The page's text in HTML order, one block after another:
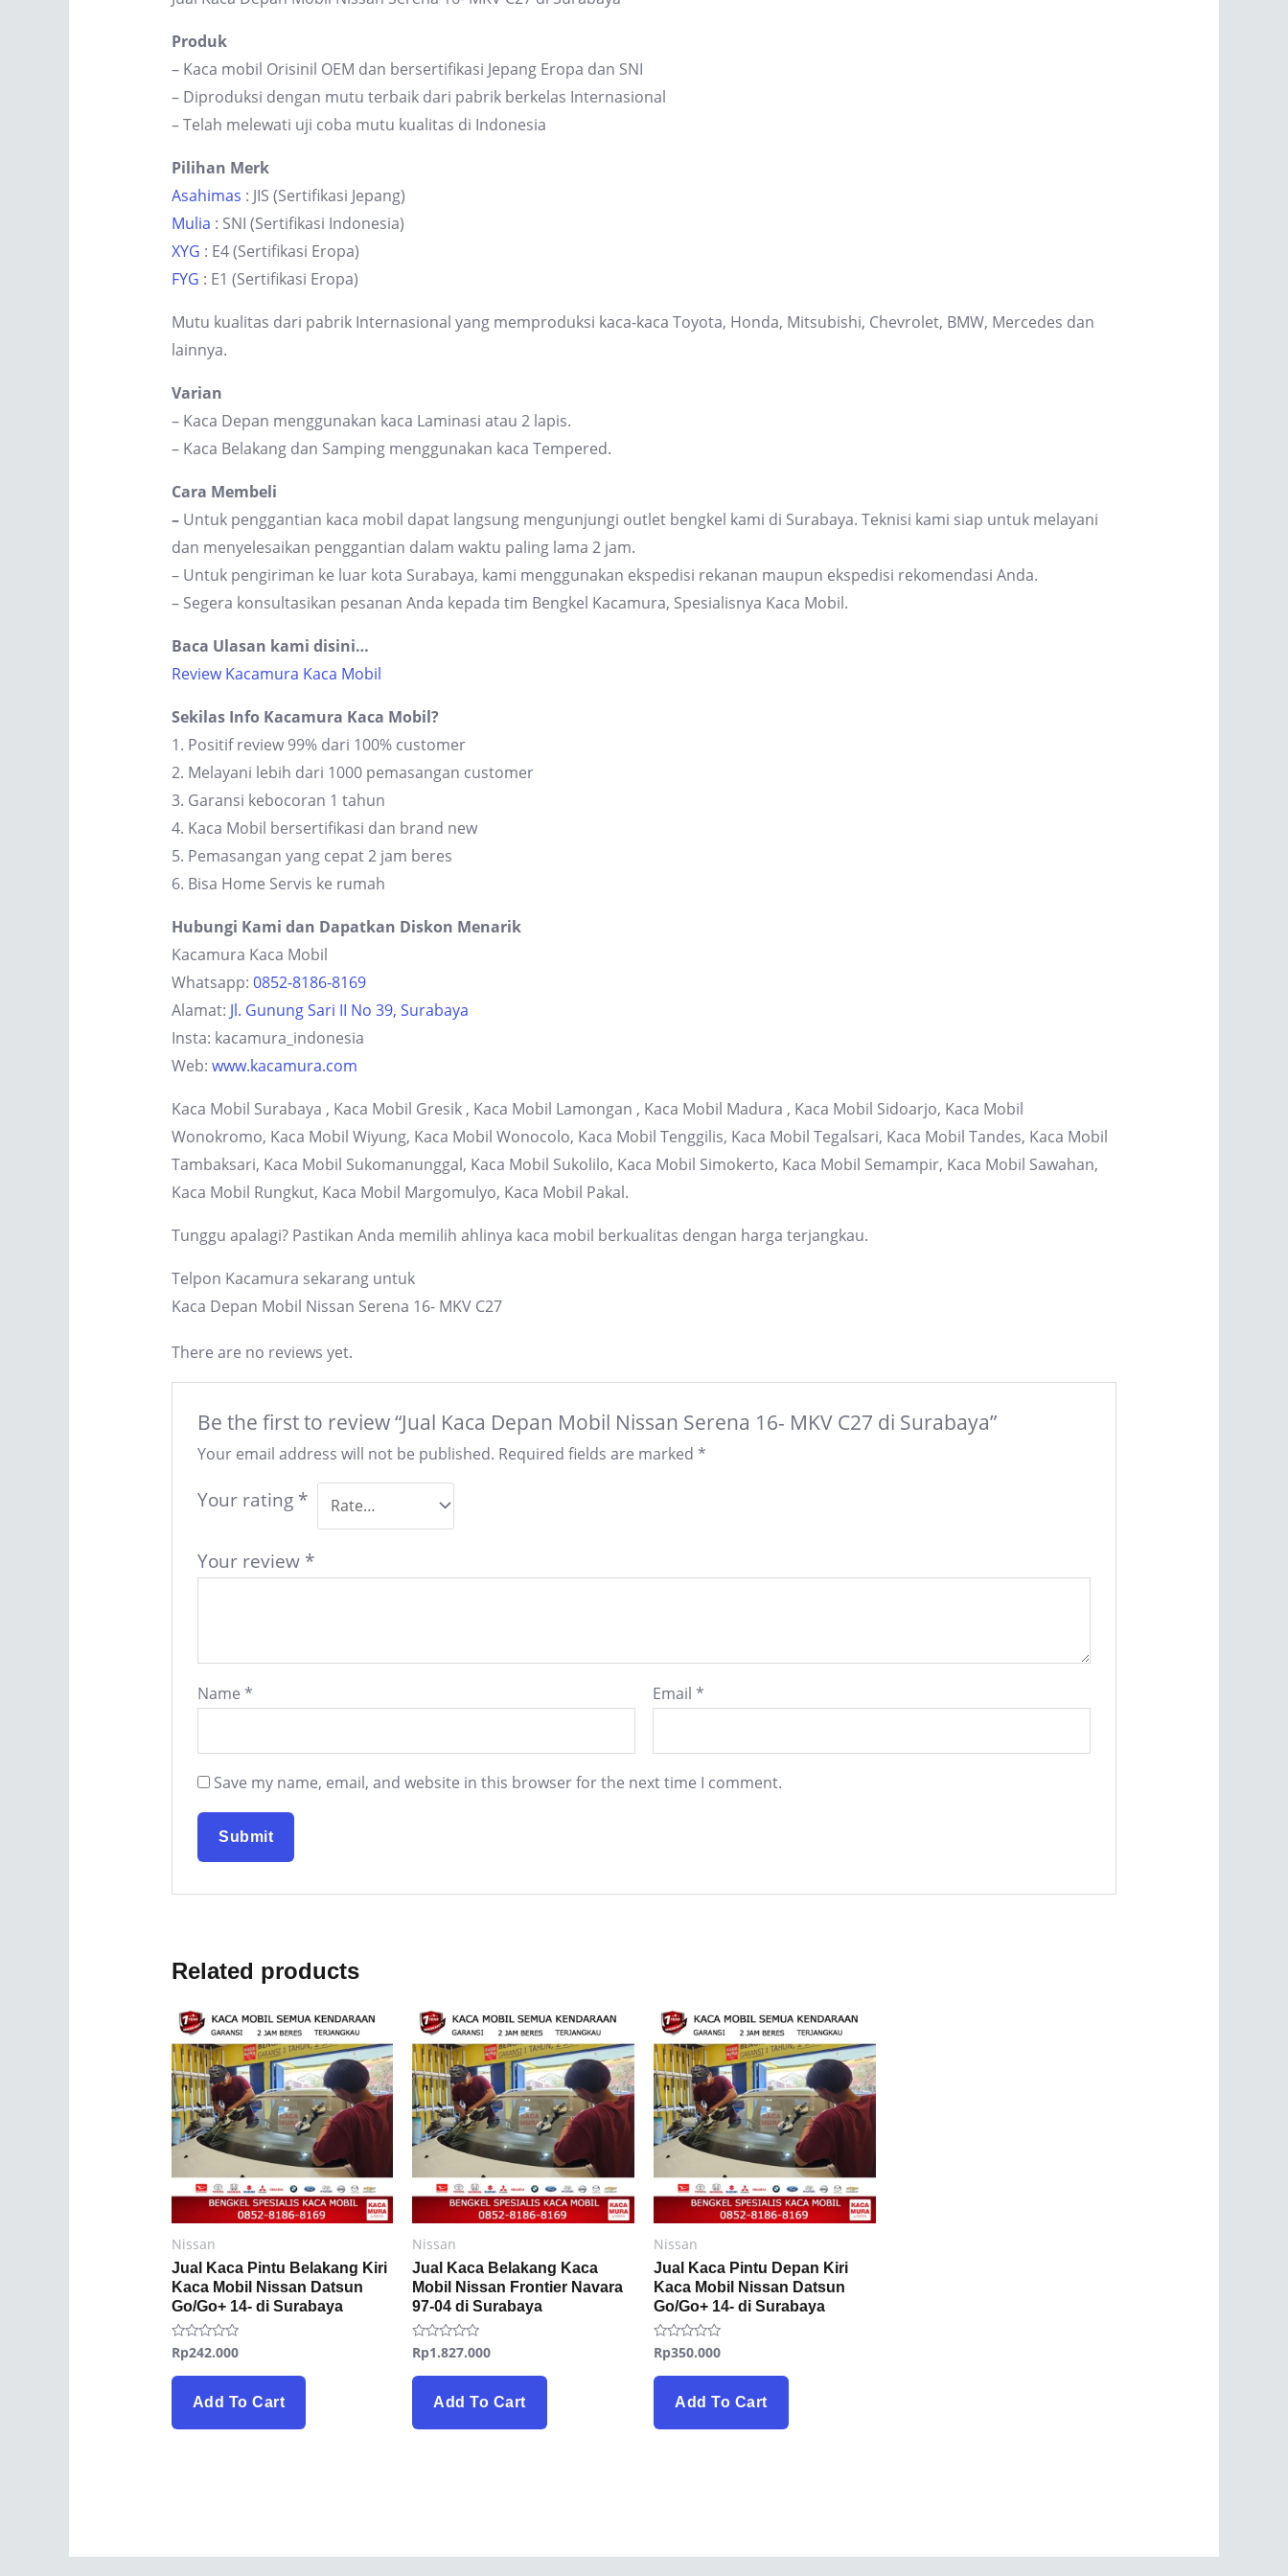
Produk
– Kaca mobil Orisinil OEM dan bersertifikasi Jepang Eropa dan SNI
– Diproduksi dengan mutu terbaik dari pabrik berkelas Internasional
– Telah melewati uji coba mutu kualitas di Indonesia
Pilihan Merk
Asahimas : JIS (Sertifikasi Jepang)
Mulia : SNI (Sertifikasi Indonesia)
XYG : E4 (Sertifikasi Eropa)
FYG : E1 (Sertifikasi Eropa)
Mutu kualitas dari pabrik Internasional yang memproduksi kaca-kaca Toyota, Honda, Mitsubishi, Chevrolet, BMW, Mercedes dan
lainnya.
Varian
– Kaca Depan menggunakan kaca Laminasi atau 2 lapis.
– Kaca Belakang dan Samping menggunakan kaca Tempered.
Cara Membeli
– Untuk penggantian kaca mobil dapat langsung mengunjungi outlet bengkel kami di Surabaya. Teknisi kami siap untuk melayani
dan menyelesaikan penggantian dalam waktu paling lama 2 jam.
– Untuk pengiriman ke luar kota Surabaya, kami menggunakan ekspedisi rekanan maupun ekspedisi rekomendasi Anda.
– Segera konsultasikan pesanan Anda kepada tim Bengkel Kacamura, Spesialisnya Kaca Mobil.
Baca Ulasan kami disini…
Review Kacamura Kaca Mobil
Sekilas Info Kacamura Kaca Mobil?
1. Positif review 99% dari 100% customer
2. Melayani lebih dari 1000 pemasangan customer
3. Garansi kebocoran 1 tahun
4. Kaca Mobil bersertifikasi dan brand new
5. Pemasangan yang cepat 2 jam beres
6. Bisa Home Servis ke rumah
Hubungi Kami dan Dapatkan Diskon Menarik
Kacamura Kaca Mobil
Whatsapp: 0852-8186-8169
Alamat: Jl. Gunung Sari II No 39, Surabaya
Insta: kacamura_indonesia
Web: www.kacamura.com
Kaca Mobil Surabaya , Kaca Mobil Gresik , Kaca Mobil Lamongan , Kaca Mobil Madura , Kaca Mobil Sidoarjo, Kaca Mobil
Wonokromo, Kaca Mobil Wiyung, Kaca Mobil Wonocolo, Kaca Mobil Tenggilis, Kaca Mobil Tegalsari, Kaca Mobil Tandes, Kaca Mobil
Tambaksari, Kaca Mobil Sukomanunggal, Kaca Mobil Sukolilo, Kaca Mobil Simokerto, Kaca Mobil Semampir, Kaca Mobil Sawahan,
Kaca Mobil Rungkut, Kaca Mobil Margomulyo, Kaca Mobil Pakal.
Tunggu apalagi? Pastikan Anda memilih ahlinya kaca mobil berkualitas dengan harga terjangkau.
Telpon Kacamura sekarang untuk
Kaca Depan Mobil Nissan Serena 16- MKV C27
There are no reviews yet.
Be the first to review “Jual Kaca Depan Mobil Nissan Serena 16- MKV C27 di Surabaya”
Your email address will not be published. Required fields are marked *
Your rating *
Your review *
Name * Email *
Save my name, email, and website in this browser for the next time I comment.
Related products
Nissan
Jual Kaca Pintu Belakang Kiri
Kaca Mobil Nissan Datsun
Go/Go+ 14- di Surabaya
Rated
0
out
Rp242.000
Add To Cart
Nissan
Jual Kaca Belakang Kaca
Mobil Nissan Frontier Navara
97-04 di Surabaya
Rated
0
out
Rp1.827.000
Add To Cart
Nissan
Jual Kaca Pintu Depan Kiri
Kaca Mobil Nissan Datsun
Go/Go+ 14- di Surabaya
Rated
0
out
Rp350.000
Add To Cart